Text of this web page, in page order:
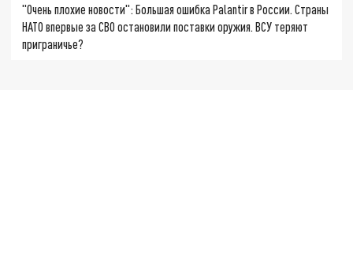
"Очень плохие новости": Большая ошибка Palantir в России. Страны
НАТО впервые за СВО остановили поставки оружия. ВСУ теряют
приграничье?